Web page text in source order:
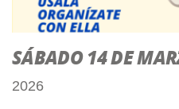
SÁBADO 14 DE
2026